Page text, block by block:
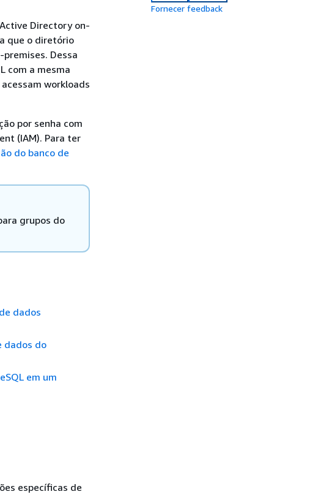
Directory on-
que o diretório
Dessa
com a mesma
workloads
por senha com
(IAM). Para ter
do banco de
grupos do
dados
dados do
em um
específicas de
Fornecer feedback